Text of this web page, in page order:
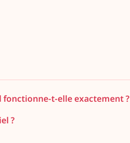
fonctionne-t-elle exactement ?
?